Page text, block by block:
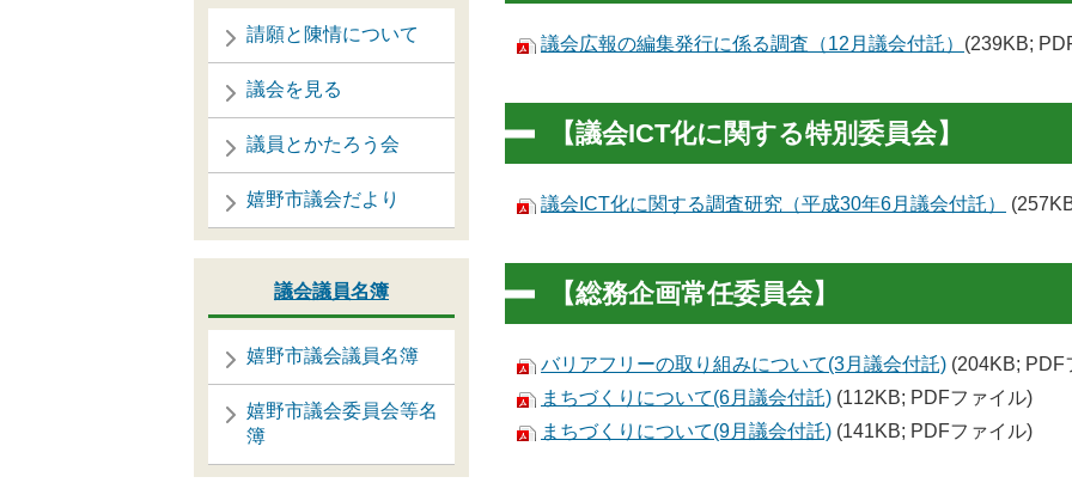
請願と陳情について
議会を見る
議員とかたろう会
嬉野市議会だより
議会議員名簿
嬉野市議会議員名簿
嬉野市議会委員会等名
簿
議会広報の編集発行に係る調査（12月議会付託） (239KB;
【議会ICT化に関する特別委員会】
議会ICT化に関する調査研究（平成30年6月議会付託）
【総務企画常任委員会】
バリアフリーの取り組みについて(3月議会付託) (204KB; PDF
まちづくりについて(6月議会付託) (112KB; PDFファイル)
まちづくりについて(9月議会付託) (141KB; PDFファイル)